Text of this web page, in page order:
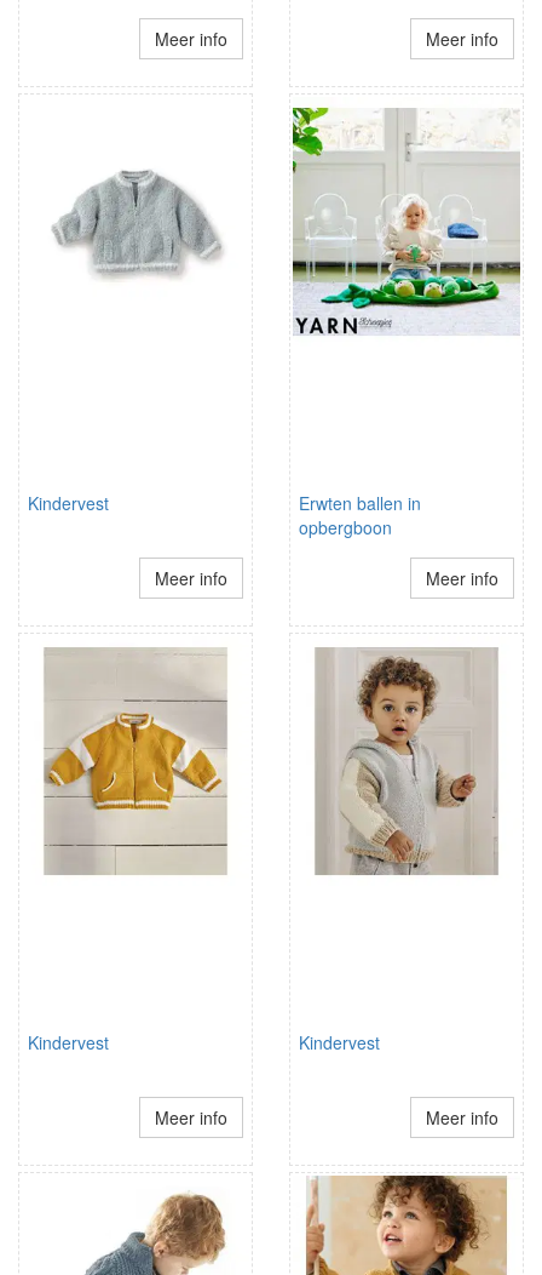
Meer info Meer info
Kindervest
Meer info
Erwten ballen in
opbergboon
Meer info
Kindervest
Meer info
Kindervest
Meer info